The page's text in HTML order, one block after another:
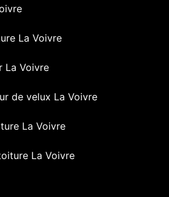
La Voivre
La Voivre
de velux La Voivre
La Voivre
La Voivre